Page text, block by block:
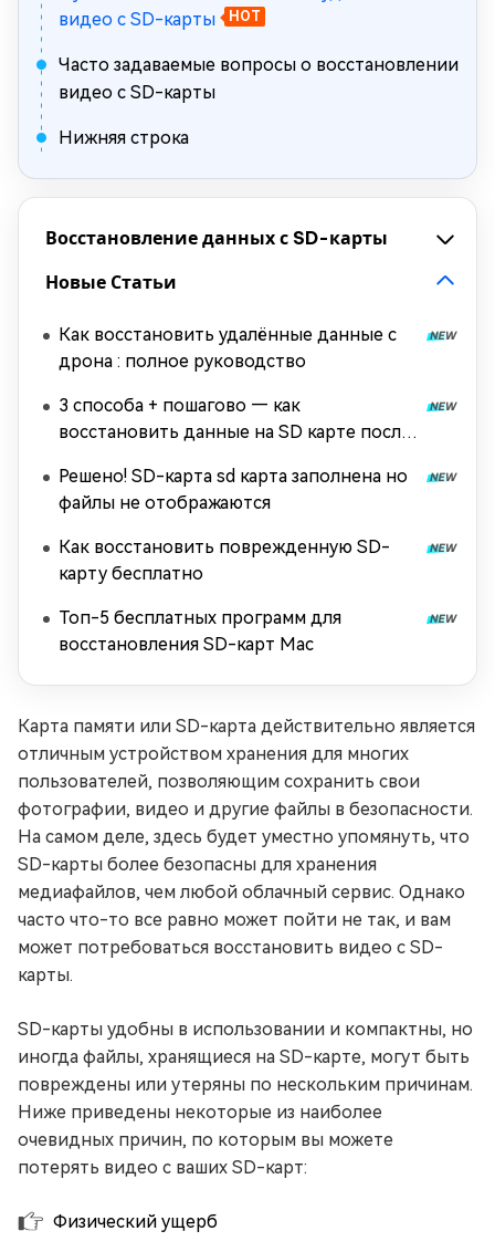
видео с SD-карты
HOT
Часто задаваемые вопросы о восстановлении
видео с SD-карты
Нижняя строка
Восстановление данных с SD-карты
Новые Статьи
Как восстановить удалённые данные с
дрона : полное руководство
3 способа + пошагово — как
восстановить данные на SD карте после
Решено! SD-карта sd карта заполнена но
файлы не отображаются
Как восстановить поврежденную SD-
карту бесплатно
Топ-5 бесплатных программ для
восстановления SD-карт Mac
Карта памяти или SD-карта действительно является
отличным устройством хранения для многих
пользователей, позволяющим сохранить свои
фотографии, видео и другие файлы в безопасности.
На самом деле, здесь будет уместно упомянуть, что
SD-карты более безопасны для хранения
медиафайлов, чем любой облачный сервис. Однако
часто что-то все равно может пойти не так, и вам
может потребоваться восстановить видео с SD-
карты.
SD-карты удобны в использовании и компактны, но
иногда файлы, хранящиеся на SD-карте, могут быть
повреждены или утеряны по нескольким причинам.
Ниже приведены некоторые из наиболее
очевидных причин, по которым вы можете
потерять видео с ваших SD-карт:
Физический ущерб